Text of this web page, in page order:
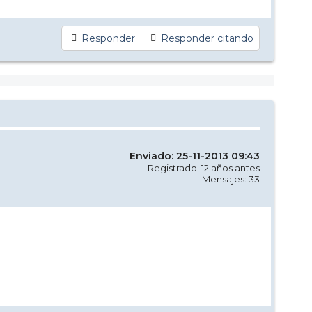
Responder Responder citando
Enviado: 25-11-2013 09:43
Registrado: 12 años antes
Mensajes: 33